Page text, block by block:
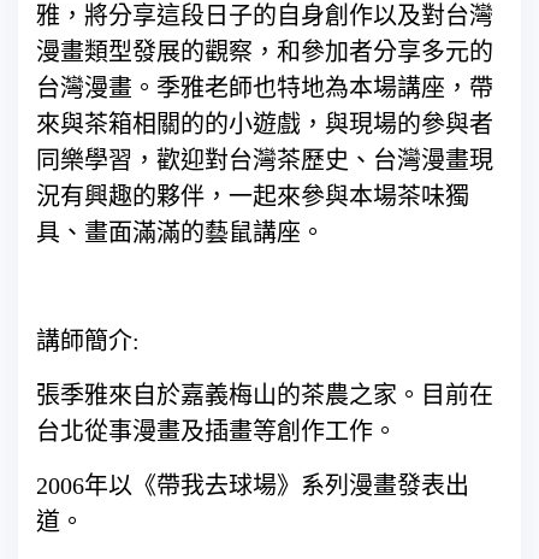
雅，將分享這段日子的自身創作以及對台灣
漫畫類型發展的觀察，和參加者分享多元的
台灣漫畫。季雅老師也特地為本場講座，帶
來與茶箱相關的的小遊戲，與現場的參與者
同樂學習，歡迎對台灣茶歷史、台灣漫畫現
況有興趣的夥伴，一起來參與本場茶味獨
具、畫面滿滿的藝鼠講座。
講師簡介:
張季雅來自於嘉義梅山的茶農之家。目前在
台北從事漫畫及插畫等創作工作。
2006年以《帶我去球場》系列漫畫發表出
道。